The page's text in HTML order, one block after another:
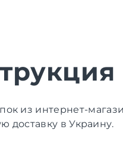
из интернет-
доставку в Украину.